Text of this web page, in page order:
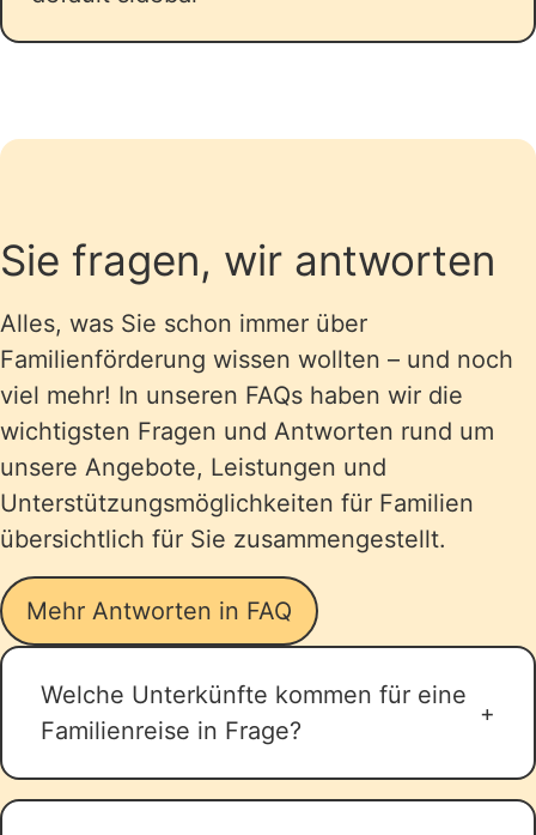
Sie fragen, wir antworten
Alles, was Sie schon immer über
Familienförderung wissen wollten – und noch
viel mehr! In unseren FAQs haben wir die
wichtigsten Fragen und Antworten rund um
unsere Angebote, Leistungen und
Unterstützungsmöglichkeiten für Familien
übersichtlich für Sie zusammengestellt.
Mehr Antworten in FAQ
Welche Unterkünfte kommen für eine
Familienreise in Frage?
Für eine Familienreise kommen